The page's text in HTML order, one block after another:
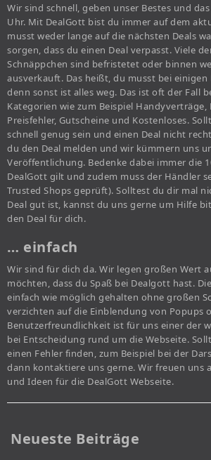
Wir sind schnell, geben unser Bestes und
Uhr. Mit DealGott bist du immer auf dem
musst weder lange auf die nächsten Deals
sorgen, dass du einen Deal verpasst. Viele
Schnäppchen sind befristetet oder binnen
ausverkauft. Das heißt, du musst bei einigen
denn sonst ist alles weg. Das ist oft der Fall
Kategorien wie zum Beispiel Handyverträge,
Preisfehler, Gutscheine und Kostenloses.
schnell genug sein und einen Deal nicht
du den Deal melden und wir kümmern uns
Veröffentlichung. Bedenke dabei immer die
DealGott gilt und zudem muss der Händler
Trusted Shops geprüft). Solltest du dir mal
Deal gut ist, kannst du uns gerne um Hilfe
den Deal für dich.
… einfach
Wir sind für dich da. Wir legen großen Wert
möchten, dass du Spaß bei Dealgott hast.
einfach wie möglich gehalten ohne großen
verzichten auf die Einblendung von Popups
Benutzerfreundlichkeit ist für uns einer der
bei Entscheidung rund um die Webseite.
einen Fehler finden, zum Beispiel bei der
dann kontaktiere uns gerne. Wir freuen uns
und Ideen für die DealGott Webseite.
Neueste Beiträge